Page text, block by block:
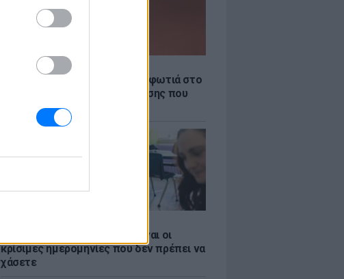
ΕΙΔΗΣΕΙΣ
Συγκλονιστικό βίντεο από τη φωτιά στο
Πόρτο Γερμενό: Η νύχτα κόλασης που
έζησαν όσοι επιχειρούσαν
Voucher ΕΣΠΑ 2026: Αυτές είναι οι
κρίσιμες ημερομηνίες που δεν πρέπει να
χάσετε